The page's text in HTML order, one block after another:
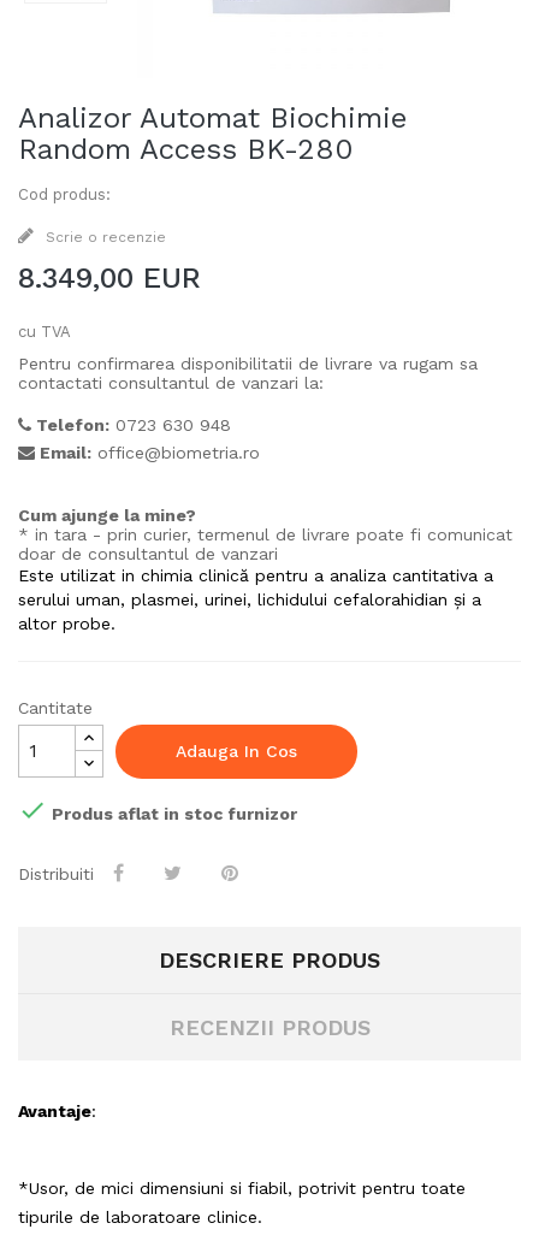
Analizor Automat Biochimie
Random Access BK-280
Cod produs:
Scrie o recenzie
8.349,00 EUR
cu TVA
Pentru confirmarea disponibilitatii de livrare va rugam sa
contactati consultantul de vanzari la:
Telefon: 0723 630 948
Email: office@biometria.ro
Cum ajunge la mine?
* in tara - prin curier, termenul de livrare poate fi comunicat
doar de consultantul de vanzari
Este utilizat in chimia clinică pentru a analiza cantitativa a
serului uman, plasmei, urinei, lichidului cefalorahidian și a
altor probe.
Cantitate
Adauga In Cos
 Produs aflat in stoc furnizor
Distribuiti
DESCRIERE PRODUS
RECENZII PRODUS
Avantaje:
*Usor, de mici dimensiuni si fiabil, potrivit pentru toate
tipurile de laboratoare clinice.